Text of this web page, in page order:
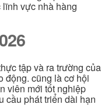
vực nhà hàng
tập và ra trường của
động. cũng là cơ hội
viên mới tốt nghiệp
cầu phát triển dài hạn